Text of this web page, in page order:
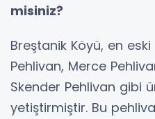
misiniz?
Breştanik Köyü, en
Pehlivan, Merce
Skender Pehlivan gibi
yetiştirmiştir. Bu